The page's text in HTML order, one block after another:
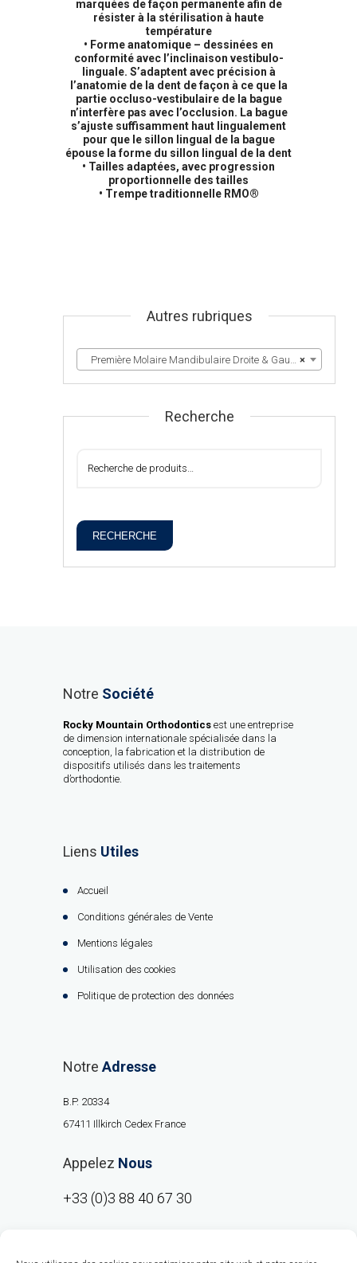
marquées de façon permanente afin de
résister à la stérilisation à haute
température
• Forme anatomique – dessinées en
conformité avec l’inclinaison vestibulo-
linguale. S’adaptent avec précision à
l’anatomie de la dent de façon à ce que la
partie occluso-vestibulaire de la bague
n’interfère pas avec l’occlusion. La bague
s’ajuste suffisamment haut lingualement
pour que le sillon lingual de la bague
épouse la forme du sillon lingual de la dent
• Tailles adaptées, avec progression
proportionnelle des tailles
• Trempe traditionnelle RMO®
Autres rubriques
×
Première Molaire Mandibulaire Droite & Gauche
Recherche
RECHERCHE
Notre Société
Rocky Mountain Orthodontics est une entreprise
de dimension internationale spécialisée dans la
conception, la fabrication et la distribution de
dispositifs utilisés dans les traitements
d’orthodontie.
Liens Utiles
Accueil
Conditions générales de Vente
Mentions légales
Utilisation des cookies
Politique de protection des données
Notre Adresse
B.P. 20334
67411 Illkirch Cedex France
Appelez Nous
+33 (0)3 88 40 67 30